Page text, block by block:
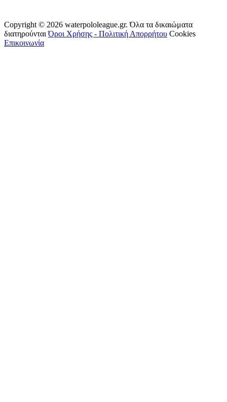
Copyright © 2026 waterpololeague.gr. Όλα τα δικαιώματα
διατηρούνταιΌροι Χρήσης - Πολιτική Απορρήτου Cookies
Επικοινωνία